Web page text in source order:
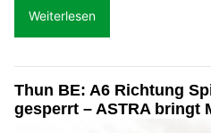
Weiterlesen
Thun BE: A6 Richtung
gesperrt – ASTRA bringt